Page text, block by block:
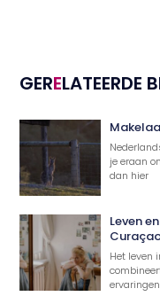
GERELATEERDE
je eraan
dan hier
Leven
Het leven